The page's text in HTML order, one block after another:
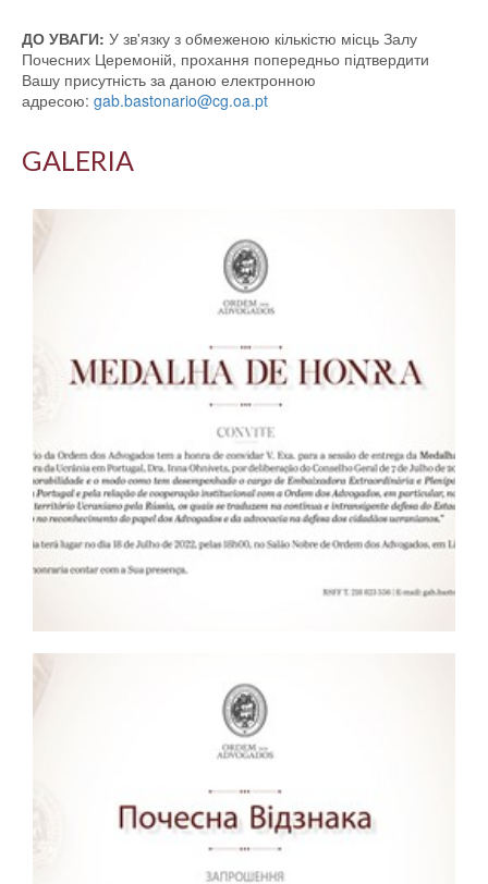
ДО УВАГИ: У зв'язку з обмеженою кількістю місць Залу
Почесних Церемоній, прохання попередньо підтвердити
Вашу присутність за даною електронною
адресою: gab.bastonario@cg.oa.pt
GALERIA